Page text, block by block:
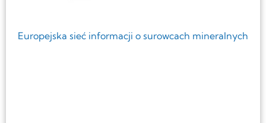
Europejska sieć informacji o surowcach mineralnych